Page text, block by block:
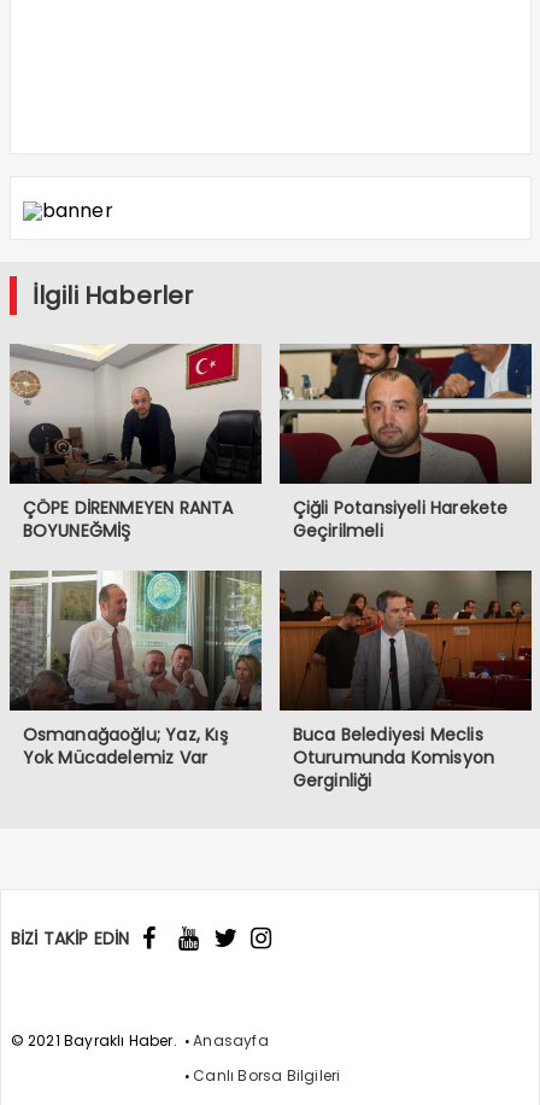
İlgili Haberler
ÇÖPE DİRENMEYEN RANTA
BOYUNEĞMİŞ
Çiğli Potansiyeli Harekete
Geçirilmeli
Osmanağaoğlu; Yaz, Kış
Yok Mücadelemiz Var
Buca Belediyesi Meclis
Oturumunda Komisyon
Gerginliği
BİZİ TAKİP EDİN
© 2021 Bayraklı Haber.
Anasayfa
Canlı Borsa Bilgileri